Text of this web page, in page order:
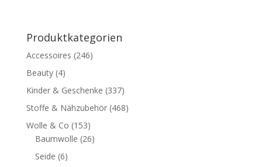
Produktkategorien
Accessoires (246)
Beauty (4)
Kinder & Geschenke (337)
Stoffe & Nähzubehör (468)
Wolle & Co (153)
Baumwolle (26)
Seide (6)